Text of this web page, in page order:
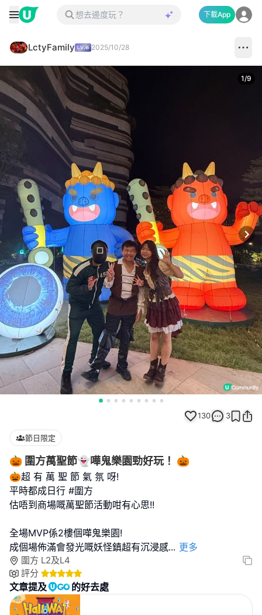
下載App
LctyFamily 2025/10/28
1/9
130 3
節日限定
🎃 圍方萬聖節👻嘩鬼樂園勁好玩！ 🎃
🎃超 有 萬 聖 節 氣 氛 呀!
平時都成日行 #圍方
估唔到商場嘅萬聖節活動咁有心思!!
全場MVP係2樓個嘩鬼樂園!
成個場佈滿會發光嘅妖怪鎮超有沉浸感... 更多
圍方 L2及L4
評分
文章提及 的好去處